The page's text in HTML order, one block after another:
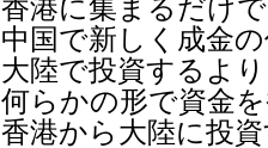
香港に集まるだけ
中国で新しく成金
大陸で投資するよ
何らかの形で資金
香港から大陸に投